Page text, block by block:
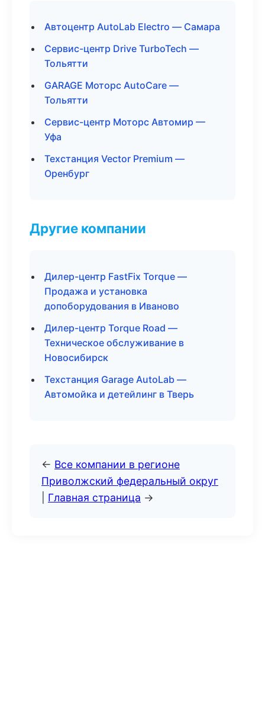
Автоцентр AutoLab Electro — Самара
Сервис-центр Drive TurboTech —
Тольятти
GARAGE Моторс AutoCare —
Тольятти
Сервис-центр Моторс Автомир —
Уфа
Техстанция Vector Premium —
Оренбург
Другие компании
Дилер-центр FastFix Torque —
Продажа и установка
допоборудования в Иваново
Дилер-центр Torque Road —
Техническое обслуживание в
Новосибирск
Техстанция Garage AutoLab —
Автомойка и детейлинг в Тверь
← Все компании в регионе
Приволжский федеральный округ
Главная страница →